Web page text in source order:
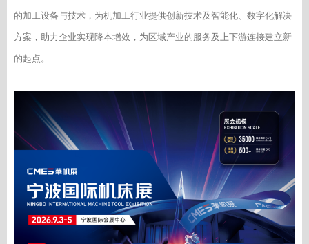
的加工设备与技术，为机加工行业提供创新技术及智能化、数字化解决
方案，助力企业实现降本增效，为区域产业的服务及上下游连接建立新
的起点。